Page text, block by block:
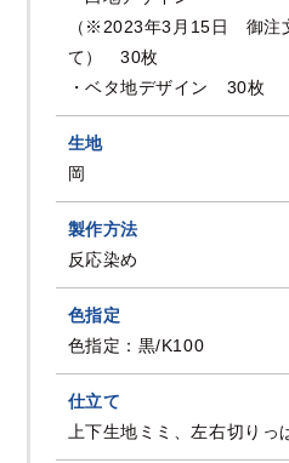
（※2023年3月15日 御注
て） 30枚
・ベタ地デザイン 30枚
生地
岡
製作方法
反応染め
色指定
色指定：黒/K100
仕立て
上下生地ミミ、左右切りっ